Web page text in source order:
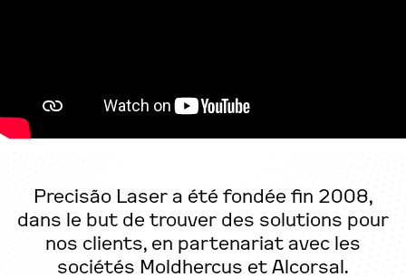
Precisão Laser a été fondée fin 2008,
dans le but de trouver des solutions pour
nos clients, en partenariat avec les
sociétés Moldhercus et Alcorsal.